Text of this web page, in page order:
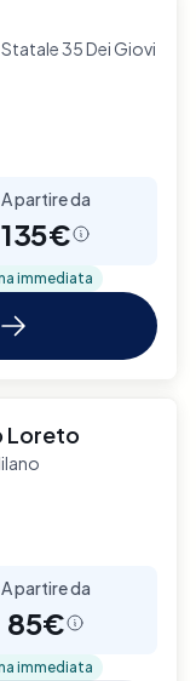
35 Dei Giovi
A partire da
135€
immediata
Loreto
A partire da
85€
immediata